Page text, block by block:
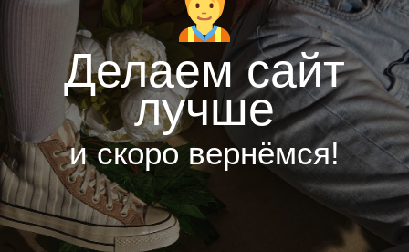
Делаем сайт
лучше
и скоро вернёмся!